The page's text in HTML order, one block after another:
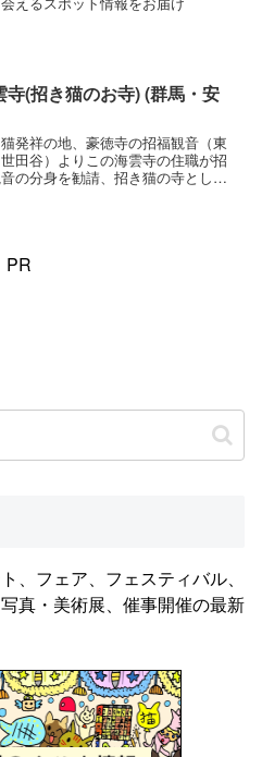
寺(招き猫のお寺) (群馬・安
発祥の地、豪徳寺の招福観音（東
田谷）よりこの海雲寺の住職が招
の分身を勧請、招き猫の寺として
PR
、フェア、フェスティバル、
真・美術展、催事開催の最新